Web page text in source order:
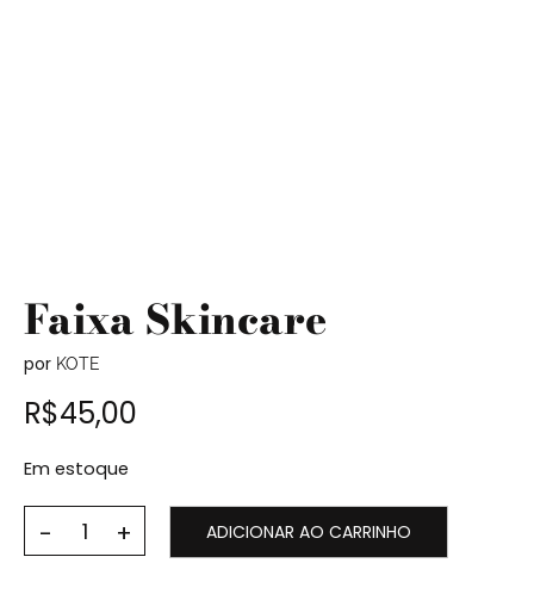
Faixa Skincare
por KOTE
R$45,00
Em estoque
ADICIONAR AO CARRINHO